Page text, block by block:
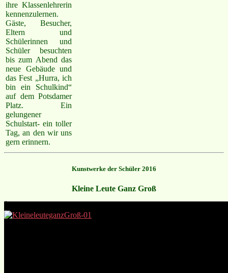
ihre Klassenlehrerin
kennenzulernen.
Gäste, Besucher,
Eltern und
Schülerinnen und
Schüler besuchten
bis zum Abend das
neue Gebäude und
das Fest „Hurra, ich
bin ein Schulkind“
auf dem Potsdamer
Platz. Ein
gelungener
Schulstart- ein toller
Tag, an den wir uns
gern erinnern.
Kunstwerke der Schüler 2016
Kleine Leute Ganz Groß